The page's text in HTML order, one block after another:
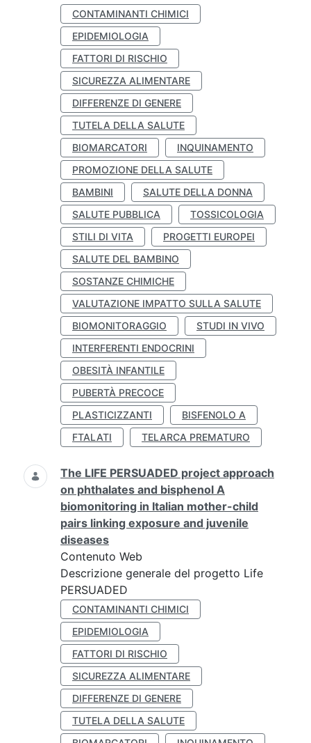
CONTAMINANTI CHIMICI
EPIDEMIOLOGIA
FATTORI DI RISCHIO
SICUREZZA ALIMENTARE
DIFFERENZE DI GENERE
TUTELA DELLA SALUTE
BIOMARCATORI
INQUINAMENTO
PROMOZIONE DELLA SALUTE
BAMBINI
SALUTE DELLA DONNA
SALUTE PUBBLICA
TOSSICOLOGIA
STILI DI VITA
PROGETTI EUROPEI
SALUTE DEL BAMBINO
SOSTANZE CHIMICHE
VALUTAZIONE IMPATTO SULLA SALUTE
BIOMONITORAGGIO
STUDI IN VIVO
INTERFERENTI ENDOCRINI
OBESITÀ INFANTILE
PUBERTÀ PRECOCE
PLASTICIZZANTI
BISFENOLO A
FTALATI
TELARCA PREMATURO
The LIFE PERSUADED project approach
on phthalates and bisphenol A
biomonitoring in Italian mother-child
pairs linking exposure and juvenile
diseases
Contenuto Web
Descrizione generale del progetto Life
PERSUADED
CONTAMINANTI CHIMICI
EPIDEMIOLOGIA
FATTORI DI RISCHIO
SICUREZZA ALIMENTARE
DIFFERENZE DI GENERE
TUTELA DELLA SALUTE